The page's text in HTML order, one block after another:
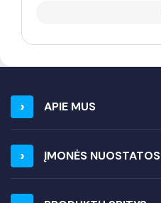
APIE MUS
ĮMONĖS NUOSTATOS